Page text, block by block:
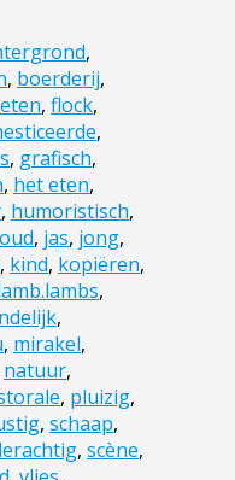
,
, boerderij,
eten, flock,
,
, grafisch,
, het eten,
, humoristisch,
, jas, jong,
, kind, kopiëren,
,
,
, mirakel,
natuur,
, pluizig,
, schaap,
, scène,